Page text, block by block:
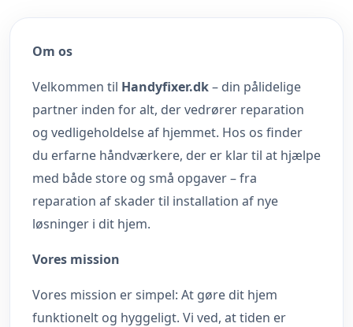
Om os
Velkommen til Handyfixer.dk– din pålidelige
partner inden for alt, der vedrører reparation
og vedligeholdelse af hjemmet. Hos os finder
du erfarne håndværkere, der er klar til at hjælpe
med både store og små opgaver – fra
reparation af skader til installation af nye
løsninger i dit hjem.
Vores mission
Vores mission er simpel: At gøre dit hjem
funktionelt og hyggeligt. Vi ved, at tiden er